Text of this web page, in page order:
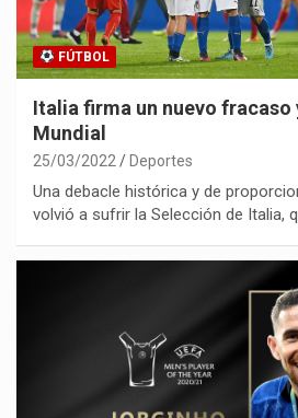
FÚTBOL
Italia firma un nuevo fracaso
Mundial
25/03/2022 Deportes
Una debacle histórica y de
volvió a sufrir la Selección de Italia,